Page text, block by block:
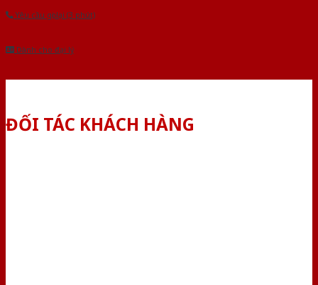
Yêu cầu gọi lại (3 phút)
Dành cho đại lý
ĐỐI TÁC KHÁCH HÀNG